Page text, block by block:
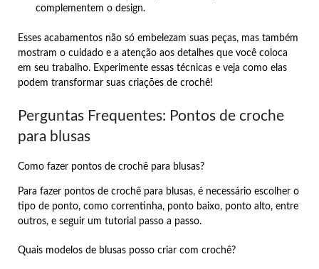
complementem o design.
Esses acabamentos não só embelezam suas peças, mas também
mostram o cuidado e a atenção aos detalhes que você coloca
em seu trabalho. Experimente essas técnicas e veja como elas
podem transformar suas criações de crochê!
Perguntas Frequentes: Pontos de croche
para blusas
Como fazer pontos de crochê para blusas?
Para fazer pontos de crochê para blusas, é necessário escolher o
tipo de ponto, como correntinha, ponto baixo, ponto alto, entre
outros, e seguir um tutorial passo a passo.
Quais modelos de blusas posso criar com crochê?